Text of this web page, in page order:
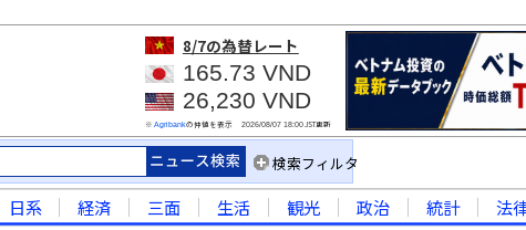
8/7の為替レート
165.73 VND
26,230 VND
※ Agribankの仲値を表示 2026/08/07 18:00JST更新
検索フィルタ
日系 経済 三面 生活 観光 政治 統計 法